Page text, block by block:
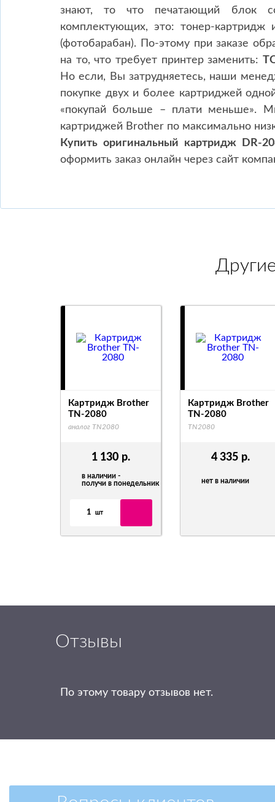
знают, то что печатающий блок
комплектующих, это: тонер-
(фотобарабан). По-этому при заказе
на то, что требует принтер заменить:
Но если, Вы затрудняетесь, наши
покупке двух и более картриджей
«покупай больше – плати меньше».
картриджей Brother по максимально
Купить оригинальный картридж DR-
оформить заказ онлайн через сайт
1 130 р.
в наличии -
получи в понедельник
1 шт
Картридж Brother
TN-2080
аналог TN2080
4 335 р.
нет в наличии
Картридж Brother
TN-2080
TN2080
Отзывы
По этому товару отзывов нет.